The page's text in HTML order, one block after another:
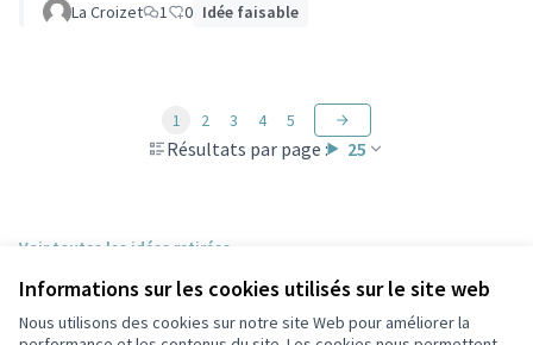
Informations sur les cookies utilisés sur le site web
Nous utilisons des cookies sur notre site Web pour améliorer la
La Croizet 1 0 Idée faisable
Résultats par page : 25
1 2 3 4 5
Voir toutes les idées retirées
Conditions d'utilisation